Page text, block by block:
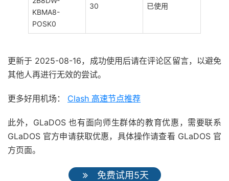
KBMA8-
POSK0
30 已使用
更新于 2025-08-16，成功使用后请在评论区留言，以避免
其他人再进行无效的尝试。
更多好用机场： Clash 高速节点推荐
此外，GLaDOS 也有面向师生群体的教育优惠，需要联系
GLaDOS 官方申请获取优惠，具体操作请查看 GLaDOS 官
方页面。
免费试用5天